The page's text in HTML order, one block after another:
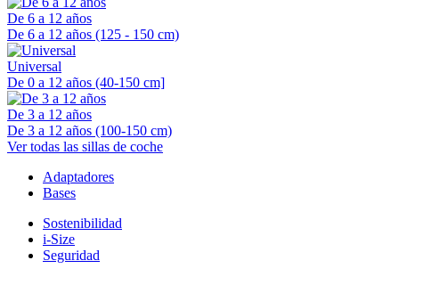
De 6 a 12 años
De 6 a 12 años (125 - 150 cm)
Universal
De 0 a 12 años (40-150 cm]
De 3 a 12 años
De 3 a 12 años (100-150 cm)
Ver todas las sillas de coche
Adaptadores
Bases
Sostenibilidad
i-Size
Seguridad